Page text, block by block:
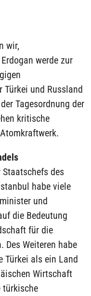
wir,
werde zur
Türkei und Russland
Tagesordnung der
kritische
Staatschefs des
habe viele
und
die Bedeutung
für die
Des Weiteren habe
Türkei als ein Land
Wirtschaft
türkische